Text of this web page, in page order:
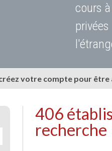
cours
votre compte pour
406
recherche